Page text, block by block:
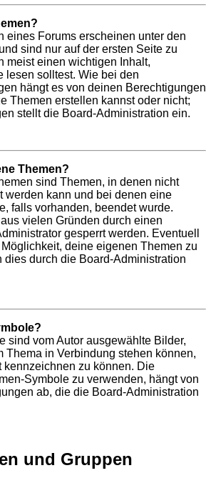
eines Forums erscheinen unter den
sind nur auf der ersten Seite zu
meist einen wichtigen Inhalt,
lesen solltest. Wie bei den
hängt es von deinen Berechtigungen
Themen erstellen kannst oder nicht;
stellt die Board-Administration ein.
Themen?
sind Themen, in denen nicht
werden kann und bei denen eine
falls vorhanden, beendet wurde.
vielen Gründen durch einen
gesperrt werden. Eventuell
deine eigenen Themen zu
dies durch die Board-Administration
sind vom Autor ausgewählte Bilder,
Thema in Verbindung stehen können,
kennzeichnen zu können. Die
Symbole zu verwenden, hängt von
ab, die die Board-Administration
und Gruppen